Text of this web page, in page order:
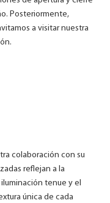
Posteriormente,
a visitar nuestra
colaboración con su
reflejan a la
tenue y el
única de cada